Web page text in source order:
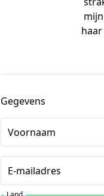
Gegevens
Voornaam
E-mailadres